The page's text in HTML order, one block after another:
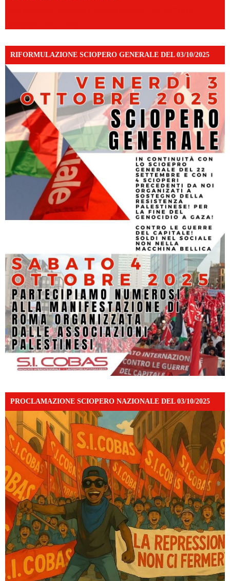
RIFORMULAZIONE SCIOPERO GENERALE DEL 03/10/2025
PROCLAMAZIONE SCIOPERO NAZIONALE DEL 03/10/2025